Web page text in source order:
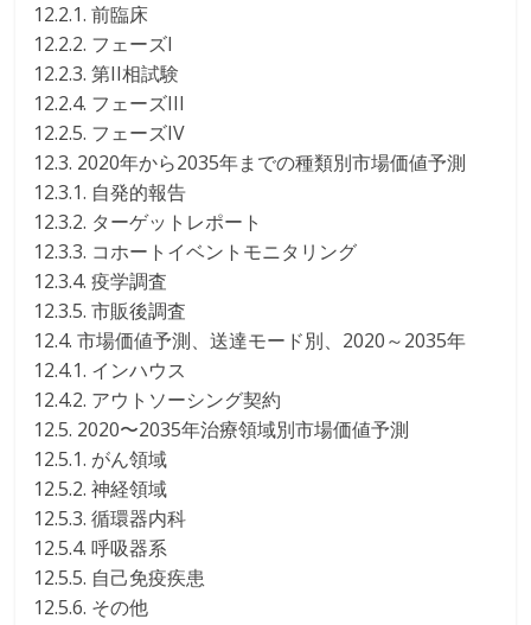
12.2.1. 前臨床
12.2.2. フェーズI
12.2.3. 第II相試験
12.2.4. フェーズIII
12.2.5. フェーズIV
12.3. 2020年から2035年までの種類別市場価値予測
12.3.1. 自発的報告
12.3.2. ターゲットレポート
12.3.3. コホートイベントモニタリング
12.3.4. 疫学調査
12.3.5. 市販後調査
12.4. 市場価値予測、送達モード別、2020～2035年
12.4.1. インハウス
12.4.2. アウトソーシング契約
12.5. 2020〜2035年治療領域別市場価値予測
12.5.1. がん領域
12.5.2. 神経領域
12.5.3. 循環器内科
12.5.4. 呼吸器系
12.5.5. 自己免疫疾患
12.5.6. その他